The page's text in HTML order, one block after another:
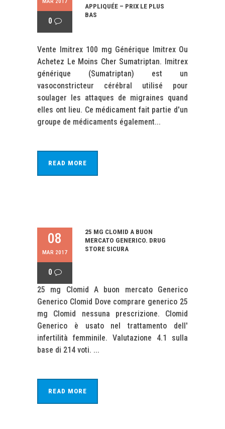
0
APPLIQUÉE – PRIX LE PLUS
BAS
Vente Imitrex 100 mg Générique Imitrex Ou
Achetez Le Moins Cher Sumatriptan. Imitrex
générique (Sumatriptan) est un
vasoconstricteur cérébral utilisé pour
soulager les attaques de migraines quand
elles ont lieu. Ce médicament fait partie d'un
groupe de médicaments également...
READ MORE
08
MAR 2017
0
25 MG CLOMID A BUON
MERCATO GENERICO. DRUG
STORE SICURA
25 mg Clomid A buon mercato Generico
Generico Clomid Dove comprare generico 25
mg Clomid nessuna prescrizione. Clomid
Generico è usato nel trattamento dell'
infertilità femminile. Valutazione 4.1 sulla
base di 214 voti. ...
READ MORE